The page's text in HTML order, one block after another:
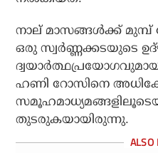
നാല് മാസങ്ങള്‍ക്ക് മുമ്പ്
ഒരു സ്വര്‍ണ്ണക്കടയുടെ
ഹണി റോസിനെ
തുടരുകയായിരുന്നു.